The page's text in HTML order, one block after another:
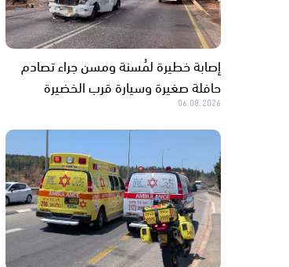
إصابة خطيرة لمُسنة ومسن جراء تصادم
حافلة صغيرة وسيارة قرب الخضيرة
06.08.2026